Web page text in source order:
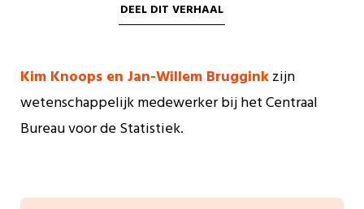
DEEL DIT VERHAAL
Kim Knoops en Jan-Willem Brugginkzijn
wetenschappelijk medewerker bij het Centraal
Bureau voor de Statistiek.